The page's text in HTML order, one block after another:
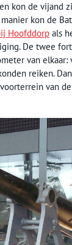
kon de vijand
kon de
Hoofddorp als
De twee
van elkaar:
reiken.
van